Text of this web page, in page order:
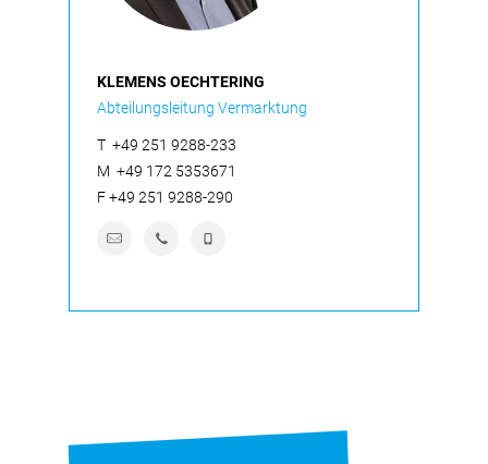
KLEMENS OECHTERING
Abteilungsleitung Vermarktung
T +49 251 9288-233
M +49 172 5353671
F+49 251 9288-290